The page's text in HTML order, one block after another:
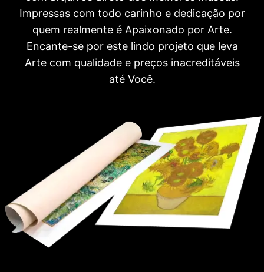
Impressas com todo carinho e dedicação por
quem realmente é Apaixonado por Arte.
Encante-se por este lindo projeto que leva
Arte com qualidade e preços inacreditáveis
até Você.